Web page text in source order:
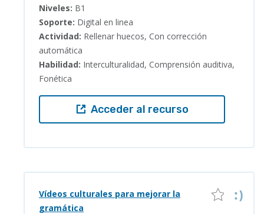
Niveles: B1
Soporte: Digital en linea
Actividad: Rellenar huecos, Con corrección
automática
Habilidad: Interculturalidad, Comprensión auditiva,
Fonética
Acceder al recurso
Vídeos culturales para mejorar la
gramática